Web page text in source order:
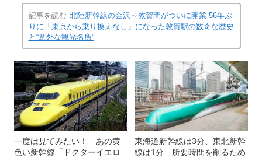
記事を読む 北陸新幹線の金沢～敦賀間がついに開業 56年ぶ
りに「東京から乗り換えなし」になった敦賀駅の数奇な歴史
と“意外な観光名所”
一度は見てみたい！ あの黄
色い新幹線「ドクターイエロ
東海道新幹線は3分、東北新幹
線は1分…所要時間を削るため